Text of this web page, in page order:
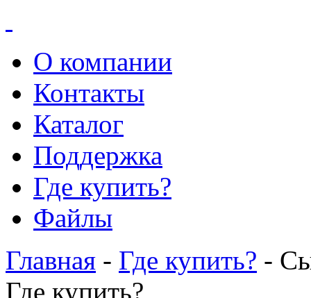
О компании
Контакты
Каталог
Поддержка
Где купить?
Файлы
Главная - Где купить? -
Где купить?